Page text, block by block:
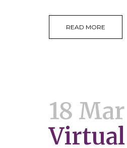
READ MORE
18 Mar
Virtual